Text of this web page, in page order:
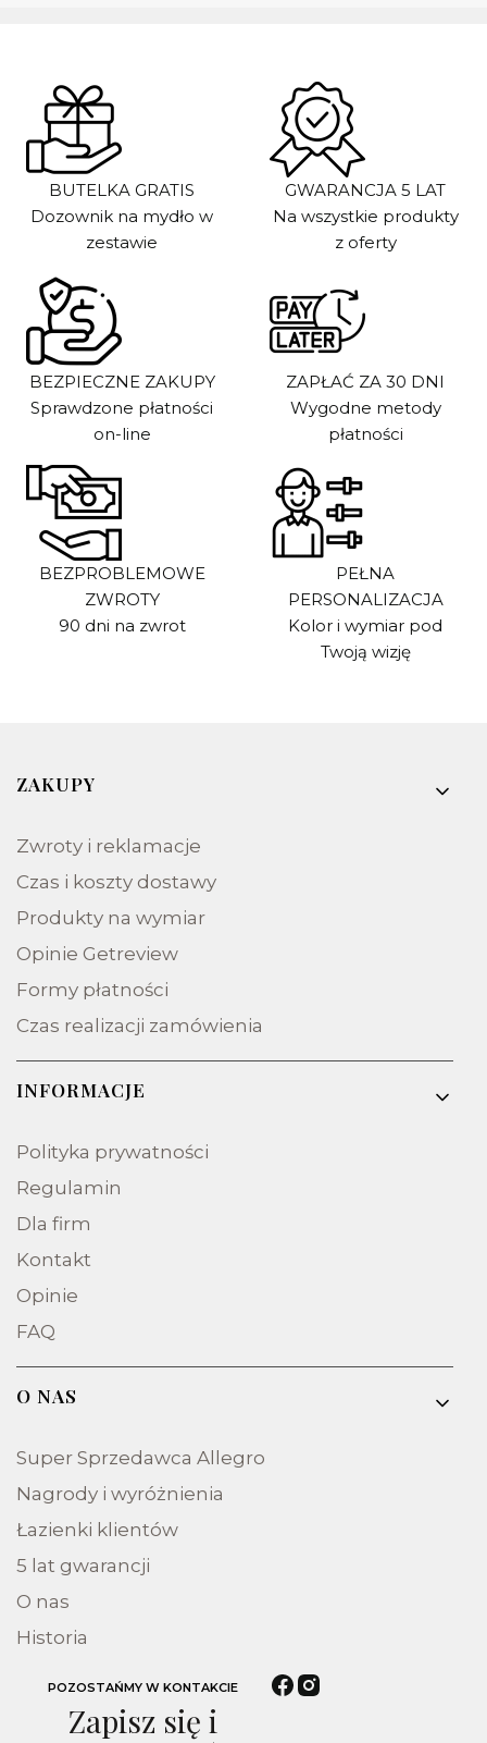
BUTELKA GRATIS
Dozownik na mydło w
zestawie
GWARANCJA 5 LAT
Na wszystkie produkty
z oferty
BEZPIECZNE ZAKUPY
Sprawdzone płatności
on-line
ZAPŁAĆ ZA 30 DNI
Wygodne metody
płatności
BEZPROBLEMOWE
ZWROTY
90 dni na zwrot
PEŁNA
PERSONALIZACJA
Kolor i wymiar pod
Twoją wizję
Linki w stopce
ZAKUPY
Zwroty i reklamacje
Czas i koszty dostawy
Produkty na wymiar
Opinie Getreview
Formy płatności
Czas realizacji zamówienia
INFORMACJE
Polityka prywatności
Regulamin
Dla firm
Kontakt
Opinie
FAQ
O NAS
Super Sprzedawca Allegro
Nagrody i wyróżnienia
Łazienki klientów
5 lat gwarancji
O nas
Historia
POZOSTAŃMY W KONTAKCIE
Zapisz się i